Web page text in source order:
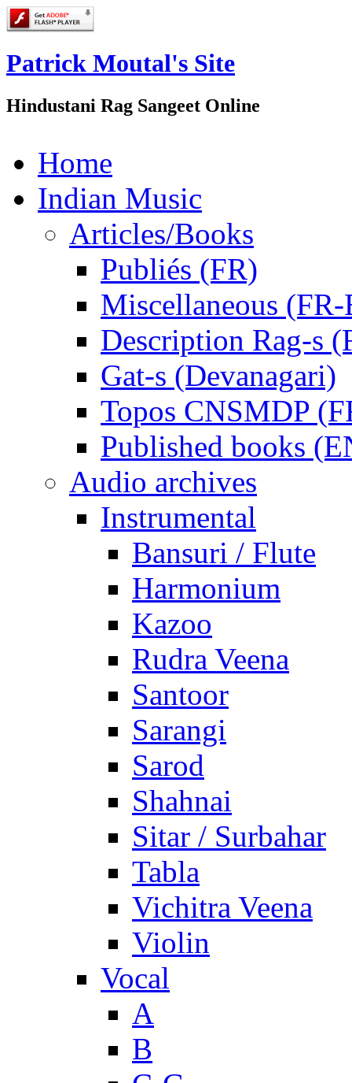
Patrick Moutal's Site
Hindustani Rag Sangeet Online
Home
Indian Music
Articles/Books
Publiés (FR)
Miscellaneous
Description Rag-s
Gat-s (Devanagari)
Topos CNSMDP
Published books
Audio archives
Instrumental
Bansuri / Flute
Harmonium
Kazoo
Rudra Veena
Santoor
Sarangi
Sarod
Shahnai
Sitar / Surbahar
Tabla
Vichitra Veena
Violin
Vocal
A
B